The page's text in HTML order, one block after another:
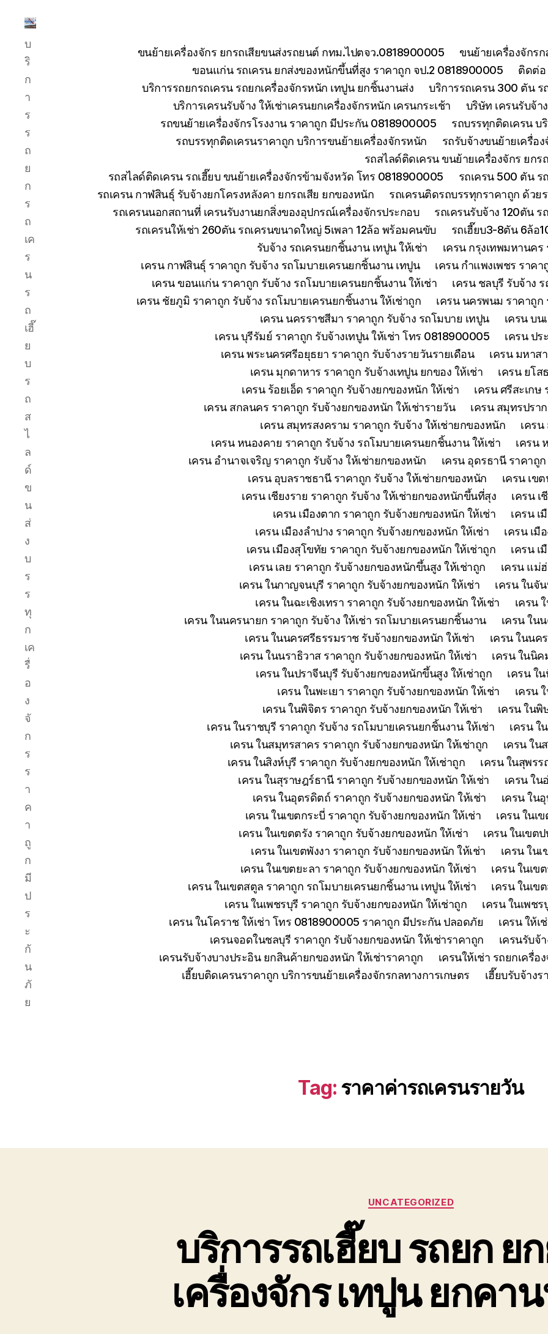
รถ
ยก
รถ
รถ
เฮี๊ยบ
รถ
ขนส่ง
เครื่องจักร
โทร
บ
ริ
ก
า
ร
ร
ถ
ย
ก
ร
ถ
เค
ร
น
ร
ถ
เฮี๊
ย
บ
ร
ถ
ส
ไ
ล
ด์
ข
น
ส่
ง
บ
ร
ร
ทุ
ก
เค
รื่
อ
ง
จั
ก
ร
ร
า
ค
า
ถู
ก
มี
ป
ร
ะ
กั
น
ภั
ย
ขนย้ายเครื่องจักร ยกรถเสียขนส่งรถยนต์ กทม.ไปตจว.0818900005
ขนย้ายเครื่องจักร
ขอนแก่น รถเครน ยกส่งของหนักขึ้นที่สูง ราคาถูก จป.2 0818900005
ติดต่อ
บริการรถยกรถเครน รถยกเครื่องจักรหนัก เทปูน ยกชิ้นงานส่ง
บริการรถเครน 300 ตัน ร
บริการเครนรับจ้าง ให้เช่าเครนยกเครื่องจักรหนัก เครนกระเช้า
บริษัท เครนรับจ้า
รถขนย้ายเครื่องจักรโรงงาน ราคาถูก มีประกัน 0818900005
รถบรรทุกติดเครน บ
รถบรรทุกติดเครนราคาถูก บริการขนย้ายเครื่องจักรหนัก
รถรับจ้างขนย้ายเครื่อ
รถสไลด์ติดเครน ขนย้ายเครื่องจักร ยก
รถสไลด์ติดเครน รถเฮี๊ยบ ขนย้ายเครื่องจักรข้ามจังหวัด โทร 0818900005
รถเครน 500 ตัน ร
รถเครน กาฬสินธุ์ รับจ้างยกโครงหลังคา ยกรถเสีย ยกของหนัก
รถเครนติดรถบรรทุกราคาถูก ด้ว
รถเครนนอกสถานที่ เครนรับงานยกสิ่งของอุปกรณ์เครื่องจักรประกอบ
รถเครนรับจ้าง 120ตัน
รถเครนให้เช่า 260ตัน รถเครนขนาดใหญ่ 5เพลา 12ล้อ พร้อมคนขับ
รถเฮี๊ยบ3-8ตัน 6ล้อ
รับจ้าง รถเครนยกชิ้นงาน เทปูน ให้เช่า
เครน กรุงเทพมหานคร
เครน กาฬสินธุ์ ราคาถูก รับจ้าง รถโมบายเครนยกชิ้นงาน เทปูน
เครน กำแพงเพชร ราค
เครน ขอนแก่น ราคาถูก รับจ้าง รถโมบายเครนยกชิ้นงาน ให้เช่า
เครน ชลบุรี รับจ้าง
เครน ชัยภูมิ ราคาถูก รับจ้าง รถโมบายเครนยกชิ้นงาน ให้เช่าถูก
เครน นครพนม ราคาถูก
เครน นครราชสีมา ราคาถูก รับจ้าง รถโมบาย เทปูน
เครน บน
เครน บุรีรัมย์ ราคาถูก รับจ้างเทปูน ให้เช่า โทร 0818900005
เครน ปร
เครน พระนครศรีอยุธยา ราคาถูก รับจ้างรายวันรายเดือน
เครน มหาส
เครน มุกดาหาร ราคาถูก รับจ้างเทปูน ยกของ ให้เช่า
เครน ยโส
เครน ร้อยเอ็ด ราคาถูก รับจ้างยกของหนัก ให้เช่า
เครน ศรีสะเกษ
เครน สกลนคร ราคาถูก รับจ้างยกของหนัก ให้เช่ารายวัน
เครน สมุทรปรา
เครน สมุทรสงคราม ราคาถูก รับจ้าง ให้เช่ายกของหนัก
เครน
เครน หนองคาย ราคาถูก รับจ้าง รถโมบายเครนยกชิ้นงาน ให้เช่า
เครน
เครน อำนาจเจริญ ราคาถูก รับจ้าง ให้เช่ายกของหนัก
เครน อุดรธานี ราคาถู
เครน อุบลราชธานี ราคาถูก รับจ้าง ให้เช่ายกของหนัก
เครน เข
เครน เชียงราย ราคาถูก รับจ้าง ให้เช่ายกของหนักขึ้นที่สุง
เครน เ
เครน เมืองตาก ราคาถูก รับจ้างยกของหนัก ให้เช่า
เครน เ
เครน เมืองลำปาง ราคาถูก รับจ้างยกของหนัก ให้เช่า
เครน เมื
เครน เมืองสุโขทัย ราคาถูก รับจ้างยกของหนัก ให้เช่าถูก
เครน เ
เครน เลย ราคาถูก รับจ้างยกของหนักขึ้นสูง ให้เช่าถูก
เครน แม่
เครน ในกาญจนบุรี ราคาถูก รับจ้างยกของหนัก ให้เช่า
เครน ในจั
เครน ในฉะเชิงเทรา ราคาถูก รับจ้างยกของหนัก ให้เช่า
เครน
เครน ในนครนายก ราคาถูก รับจ้าง ให้เช่า รถโมบายเครนยกชิ้นงาน
เครน ใน
เครน ในนครศรีธรรมราช รับจ้างยกของหนัก ให้เช่า
เครน ในนค
เครน ในนราธิวาส ราคาถูก รับจ้างยกของหนัก ให้เช่า
เครน ในนิค
เครน ในปราจีนบุรี รับจ้างยกของหนักขึ้นสูง ให้เช่าถูก
เครน ใ
เครน ในพะเยา ราคาถูก รับจ้างยกของหนัก ให้เช่า
เครน
เครน ในพิจิตร ราคาถูก รับจ้างยกของหนัก ให้เช่า
เครน ใน
เครน ในราชบุรี ราคาถูก รับจ้าง รถโมบายเครนยกชิ้นงาน ให้เช่า
เครน ใ
เครน ในสมุทรสาคร ราคาถูก รับจ้างยกของหนัก ให้เช่าถูก
เครน ใน
เครน ในสิงห์บุรี ราคาถูก รับจ้างยกของหนัก ให้เช่าถูก
เครน ในสุพร
เครน ในสุราษฎร์ธานี ราคาถูก รับจ้างยกของหนัก ให้เช่า
เครน ใน
เครน ในอุตรดิตถ์ ราคาถูก รับจ้างยกของหนัก ให้เช่า
เครน ใน
เครน ในเขตกระบี่ ราคาถูก รับจ้างยกของหนัก ให้เช่า
เครน ในเ
เครน ในเขตตรัง ราคาถูก รับจ้างยกของหนัก ให้เช่า
เครน ในเขต
เครน ในเขตพังงา ราคาถูก รับจ้างยกของหนัก ให้เช่า
เครน ใน
เครน ในเขตยะลา ราคาถูก รับจ้างยกของหนัก ให้เช่า
เครน ในเข
เครน ในเขตสตูล ราคาถูก รถโมบายเครนยกชิ้นงาน เทปูน ให้เช่า
เครน ในเข
เครน ในเพชรบุรี ราคาถูก รับจ้างยกของหนัก ให้เช่าถูก
เครน ในเพช
เครน ในโคราช ให้เช่า โทร 0818900005 ราคาถูก มีประกัน ปลอดภัย
เครน ให้เ
เครนจอดในชลบุรี ราคาถูก รับจ้างยกของหนัก ให้เช่าราคาถูก
เครนรับจ้
เครนรับจ้างบางประอิน ยกสินค้ายกของหนัก ให้เช่าราคาถูก
เครนให้เช่า รถยกเครื่
เฮี๊ยบติดเครนราคาถูก บริการขนย้ายเครื่องจักรกลทางการเกษตร
เฮี๊ยบรับจ้าง
Tag: ราคาค่ารถเครนรายวัน
Categories
UNCATEGORIZED
บริการรถเฮี๊ยบ รถยก ย
เครื่องจักร เทปูน ยกคา